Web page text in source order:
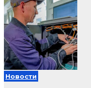
Новости